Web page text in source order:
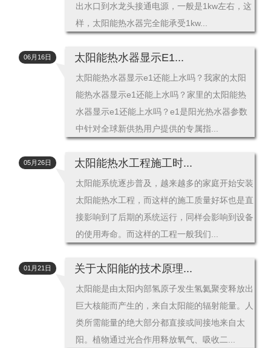
出水口到水龙头接通电源，一般是1kw左右，这
样，太阳能热水器完全能承受1kw...
太阳能热水器显示E1...
太阳能热水器显示e1还能上水吗？我家的太阳
能热水器显示e1还能上水吗？家里的太阳能热
水器显示e1还能上水吗？e1是阳光热水器参数
中针对全球新供热用户提供的专属指...
06月16日
太阳能热水工程施工时...
太阳能系统逐步普及，越来越多的家庭开始安装
太阳能热水工程，而这样的施工质量好坏也是直
接影响到了后期的系统运行，同样会影响到设备
的使用寿命。而这样的工程一般我们...
05月26日
关于太阳能的技术原理...
太阳能是由太阳内部氢原子发生氢氦聚变释放出
巨大核能而产生的，来自太阳能的辐射能量。人
类所需能量的绝大部分都直接或间接地来自太
阳。植物通过光合作用释放氧气、吸收二...
01月21日